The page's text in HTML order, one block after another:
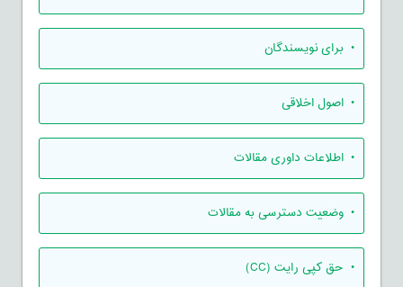
• برای نویسندگان
• اصول اخلاقی
• اطلاعات داوری مقالات
• وضعیت دسترسی به مقالات
• حق کپی رایت (CC)